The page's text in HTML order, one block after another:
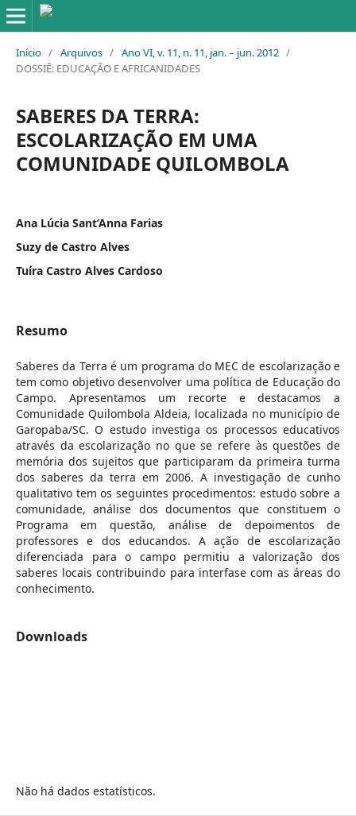
Início / Arquivos / Ano VI, v. 11, n. 11, jan. – jun. 2012 /
DOSSIÊ: EDUCAÇÃO E AFRICANIDADES
SABERES DA TERRA:
ESCOLARIZAÇÃO EM UMA
COMUNIDADE QUILOMBOLA
Ana Lúcia Sant’Anna Farias
Suzy de Castro Alves
Tuíra Castro Alves Cardoso
Resumo
Saberes da Terra é um programa do MEC de escolarização e
tem como objetivo desenvolver uma política de Educação do
Campo. Apresentamos um recorte e destacamos a
Comunidade Quilombola Aldeia, localizada no município de
Garopaba/SC. O estudo investiga os processos educativos
através da escolarização no que se refere às questões de
memória dos sujeitos que participaram da primeira turma
dos saberes da terra em 2006. A investigação de cunho
qualitativo tem os seguintes procedimentos: estudo sobre a
comunidade, análise dos documentos que constituem o
Programa em questão, análise de depoimentos de
professores e dos educandos. A ação de escolarização
diferenciada para o campo permitiu a valorização dos
saberes locais contribuindo para interfase com as áreas do
conhecimento.
Downloads
Não há dados estatísticos.